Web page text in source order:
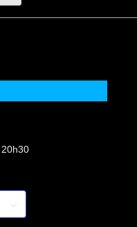
20h30